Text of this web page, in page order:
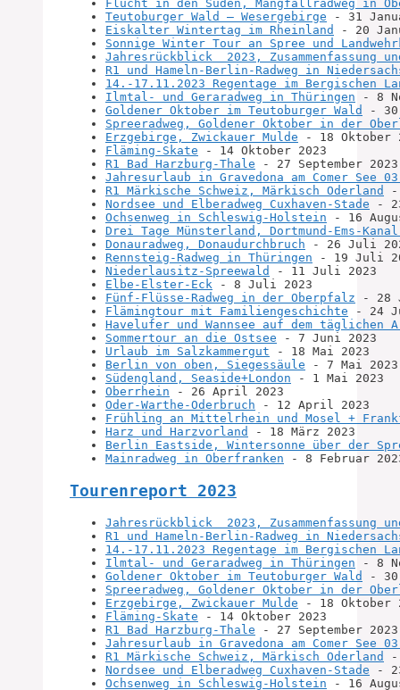
Flucht in den Süden, Mangfallradweg in
Teutoburger Wald – Wesergebirge - 31
Eiskalter Wintertag im Rheinland
- 20
Sonnige Winter Tour an Spree und
Jahresrückblick  2023, Zusammenfassung
R1 und Hameln-Berlin-Radweg in
14.-17.11.2023 Regentage im Bergischen
Ilmtal- und Geraradweg in Thüringen - 8
Goldener Oktober im Teutoburger Wald
- 30
Spreeradweg, Goldener Oktober in der
Erzgebirge, Zwickauer Mulde - 18 Oktober
Fläming-Skate - 14 Oktober 2023
R1 Bad Harzburg-Thale - 27 September 2023
Jahresurlaub in Gravedona am Comer See
R1 Märkische Schweiz, Märkisch Oderland
-
Nordsee und Elberadweg Cuxhaven-Stade -
Ochsenweg in Schleswig-Holstein - 16
Drei Tage Münsterland, Dortmund-Ems-
Donauradweg, Donaudurchbruch - 26 Juli
Rennsteig-Radweg in Thüringen - 19 Juli
Niederlausitz-Spreewald
- 11 Juli 2023
Elbe-Elster-Eck - 8 Juli 2023
Fünf-Flüsse-Radweg in der Oberpfalz - 28
Flämingtour mit Familiengeschichte - 24
Havelufer und Wannsee auf dem täglichen
Sommertour an die Ostsee - 7 Juni 2023
Urlaub im Salzkammergut - 18 Mai 2023
Berlin von oben, Siegessäule - 7 Mai 2023
Südengland, Seaside+London - 1 Mai 2023
Oberrhein - 26 April 2023
Oder-Warthe-Oderbruch - 12 April 2023
Frühling an Mittelrhein und Mosel +
Harz und Harzvorland
- 18 März 2023
Berlin Eastside, Wintersonne über der
Mainradweg in Oberfranken - 8 Februar
Tourenreport 2023
Jahresrückblick  2023, Zusammenfassung
R1 und Hameln-Berlin-Radweg in
14.-17.11.2023 Regentage im Bergischen
Ilmtal- und Geraradweg in Thüringen - 8
Goldener Oktober im Teutoburger Wald
- 30
Spreeradweg, Goldener Oktober in der
Erzgebirge, Zwickauer Mulde - 18 Oktober
Fläming-Skate - 14 Oktober 2023
R1 Bad Harzburg-Thale - 27 September 2023
Jahresurlaub in Gravedona am Comer See
R1 Märkische Schweiz, Märkisch Oderland
-
Nordsee und Elberadweg Cuxhaven-Stade -
Ochsenweg in Schleswig-Holstein - 16